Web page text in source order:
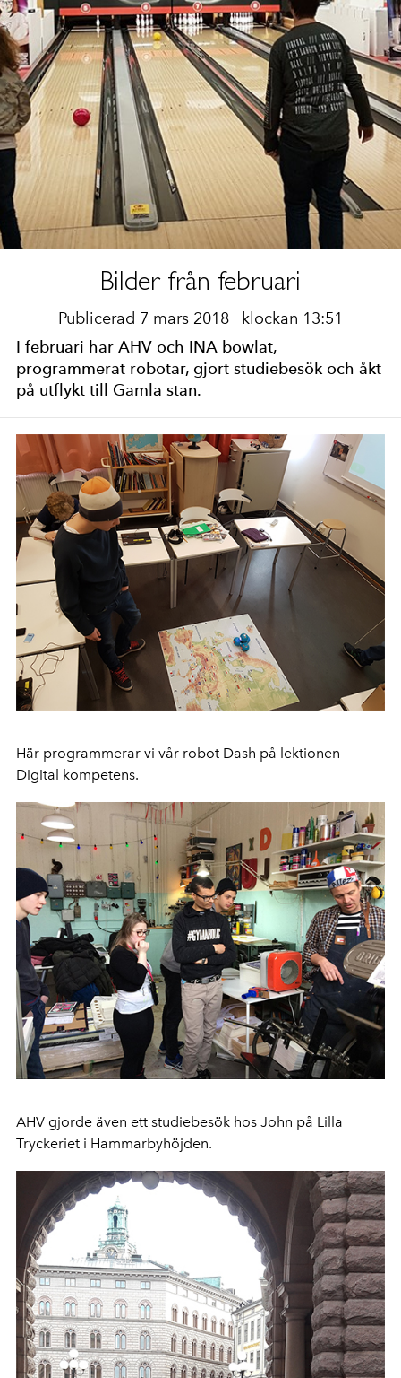
Bilder från februari
Publicerad 7 mars 2018 klockan 13:51
I februari har AHV och INA bowlat,
programmerat robotar, gjort studiebesök och åkt
på utflykt till Gamla stan.
Här programmerar vi vår robot Dash på lektionen
Digital kompetens.
AHV gjorde även ett studiebesök hos John på Lilla
Tryckeriet i Hammarbyhöjden.